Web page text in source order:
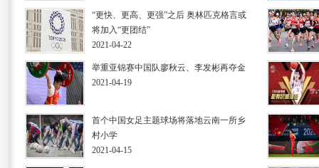
“更快、更高、更强”之后 奥林匹克格言或
将加入“更团结”
2021-04-22
举重亚锦赛中国队廖秋云、李发彬再夺金
2021-04-19
首个中国女足主题球场将落地云南一所乡
村小学
2021-04-15